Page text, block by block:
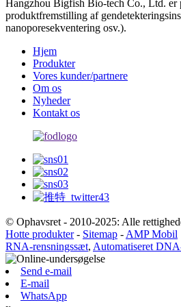
Hangzhou Bigfish Bio-tech Co., Ltd. er
produktfremstilling af
nanoporesekventering osv.).
Hjem
Produkter
Vores kunder/partnere
Om os
Nyheder
Kontakt os
© Ophavsret - 2010-2025: Alle
Hotte produkter- Sitemap - AMP Mobil
RNA-rensningssæt, Automatiseret
Send e-mail
E-mail
WhatsApp